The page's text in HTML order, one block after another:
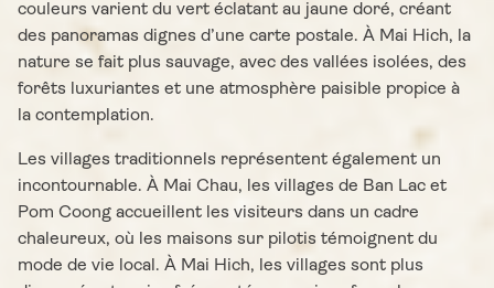
couleurs varient du vert éclatant au jaune doré, créant
des panoramas dignes d’une carte postale. À Mai Hich, la
nature se fait plus sauvage, avec des vallées isolées, des
forêts luxuriantes et une atmosphère paisible propice à
la contemplation.
Les villages traditionnels représentent également un
incontournable. À Mai Chau, les villages de Ban Lac et
Pom Coong accueillent les visiteurs dans un cadre
chaleureux, où les maisons sur pilotis témoignent du
mode de vie local. À Mai Hich, les villages sont plus